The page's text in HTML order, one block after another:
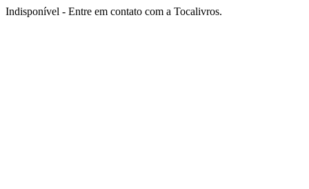
Indisponível - Entre em contato com a Tocalivros.